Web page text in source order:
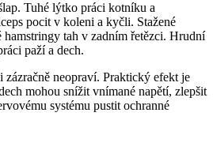
Tuhé lýtko práci kotníku a
pocit v koleni a kyčli. Stažené
tah v zadním řetězci. Hrudní
paží a dech.
zázračně neopraví. Praktický efekt je
mohou snížit vnímané napětí, zlepšit
systému pustit ochranné